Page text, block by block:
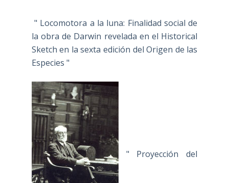
" Locomotora a la luna: Finalidad social de
la obra de Darwin revelada en el Historical
Sketch en la sexta edición del Origen de las
Especies "
" Proyección del